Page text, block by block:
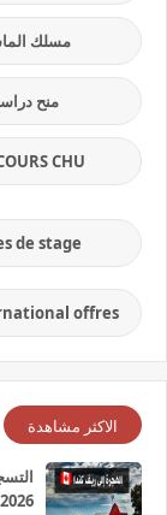
مسلك
منح
CHU
de stage
offres
الاكثر مشاهدة